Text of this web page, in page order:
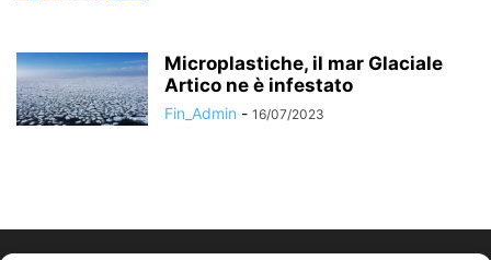
Microplastiche, il mar Glaciale
Artico ne è infestato
Fin_Admin - 16/07/2023